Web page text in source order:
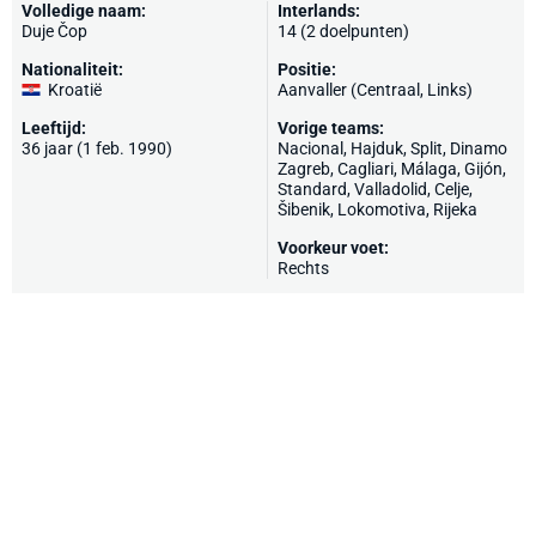
Volledige naam:
Duje Čop
Nationaliteit:
Kroatië
Leeftijd:
36 jaar (1 feb. 1990)
Interlands:
14 (2 doelpunten)
Positie:
Aanvaller (Centraal, Links)
Vorige teams:
Nacional , Hajduk, Split, Dinamo
Zagreb,Cagliari, Málaga,Gijón,
Standard,Valladolid,Celje,
Šibenik, Lokomotiva, Rijeka
Voorkeur voet:
Rechts